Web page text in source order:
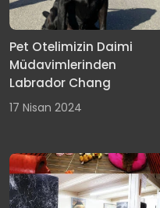
Pet Otelimizin Daimi
Müdavimlerinden
Labrador Chang
17 Nisan 2024